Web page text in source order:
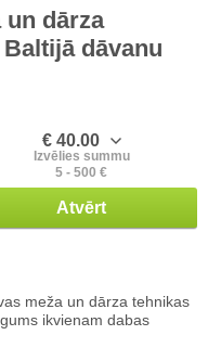
un dārza
dāvanu
€ 40.00
Izvēlies summu
5 - 500 €
Atvērt
meža un dārza tehnikas
ikvienam dabas